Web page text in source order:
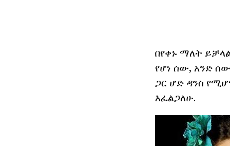
በየቀኑ ማለት
የሆነ ሰው, አንድ
ጋር ሆድ ዳንስ
እፈልጋለሁ.